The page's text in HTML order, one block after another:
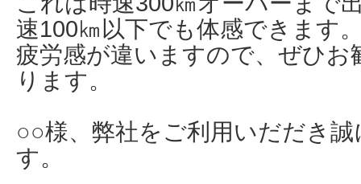
速100㎞以下でも体感できます
疲労感が違いますので、ぜひ
ります。
○○様、弊社をご利用いだだき
す。